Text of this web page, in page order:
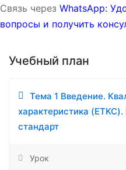
Связь через WhatsApp:
вопросы и получить
Учебный план
Тема 1 Введение.
характеристика
стандарт
Урок